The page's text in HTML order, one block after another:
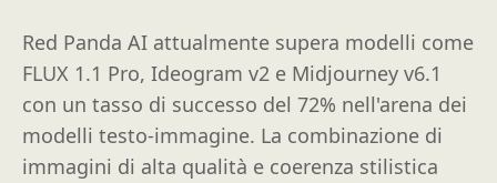
Red Panda AI attualmente supera modelli come
FLUX 1.1 Pro, Ideogram v2 e Midjourney v6.1
con un tasso di successo del 72% nell'arena dei
modelli testo-immagine. La combinazione di
immagini di alta qualità e coerenza stilistica